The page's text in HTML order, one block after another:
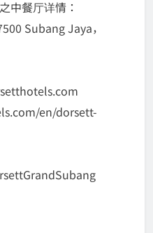
中餐厅详情：
Subang Jaya，
en/dorsett-